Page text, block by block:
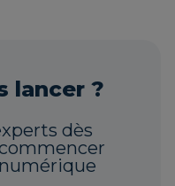
lancer ?
dès